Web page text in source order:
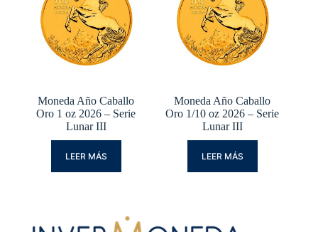
Moneda Año Caballo
Oro 1 oz 2026 – Serie
Lunar III
LEER MÁS
Moneda Año Caballo
Oro 1/10 oz 2026 – Serie
Lunar III
LEER MÁS